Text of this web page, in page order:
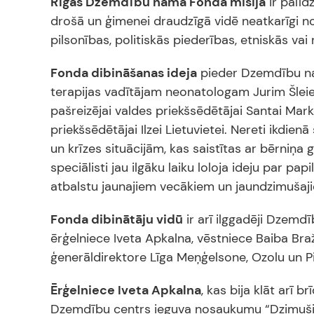
drošā un ģimenei draudzīgā vidē neatkarīgi
pilsonības, politiskās piederības, etniskās vai
Fonda dibināšanas ideja pieder Dzemdību
terapijas vadītājam neonatologam Jurim
pašreizējai valdes priekšsēdētājai Santai
priekšsēdētājai Ilzei Lietuvietei. Nereti
un krīzes situācijām, kas saistītas ar
speciālisti jau ilgāku laiku loloja ideju par
atbalstu jaunajiem vecākiem un
Fonda dibinātāju vidū ir arī ilggadēji
ērģelniece Iveta Apkalna, vēstniece Baiba
ģenerāldirektore Līga Meņģelsone, Ozolu un
Ērģelniece Iveta Apkalna, kas bija klāt arī
Dzemdību centrs ieguva nosaukumu